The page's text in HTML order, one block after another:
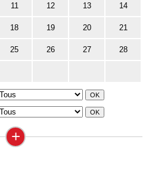
11 12 13 14
18 19 20 21
25 26 27 28
+